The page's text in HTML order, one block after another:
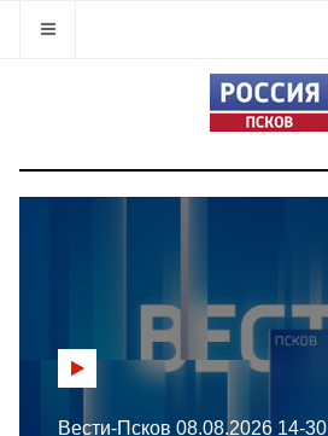
Вести-Псков 08.08.2026 14-30